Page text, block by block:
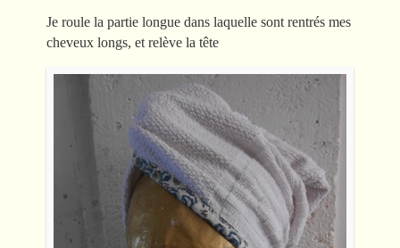
Je roule la partie longue dans laquelle sont rentrés mes
cheveux longs, et relève la tête